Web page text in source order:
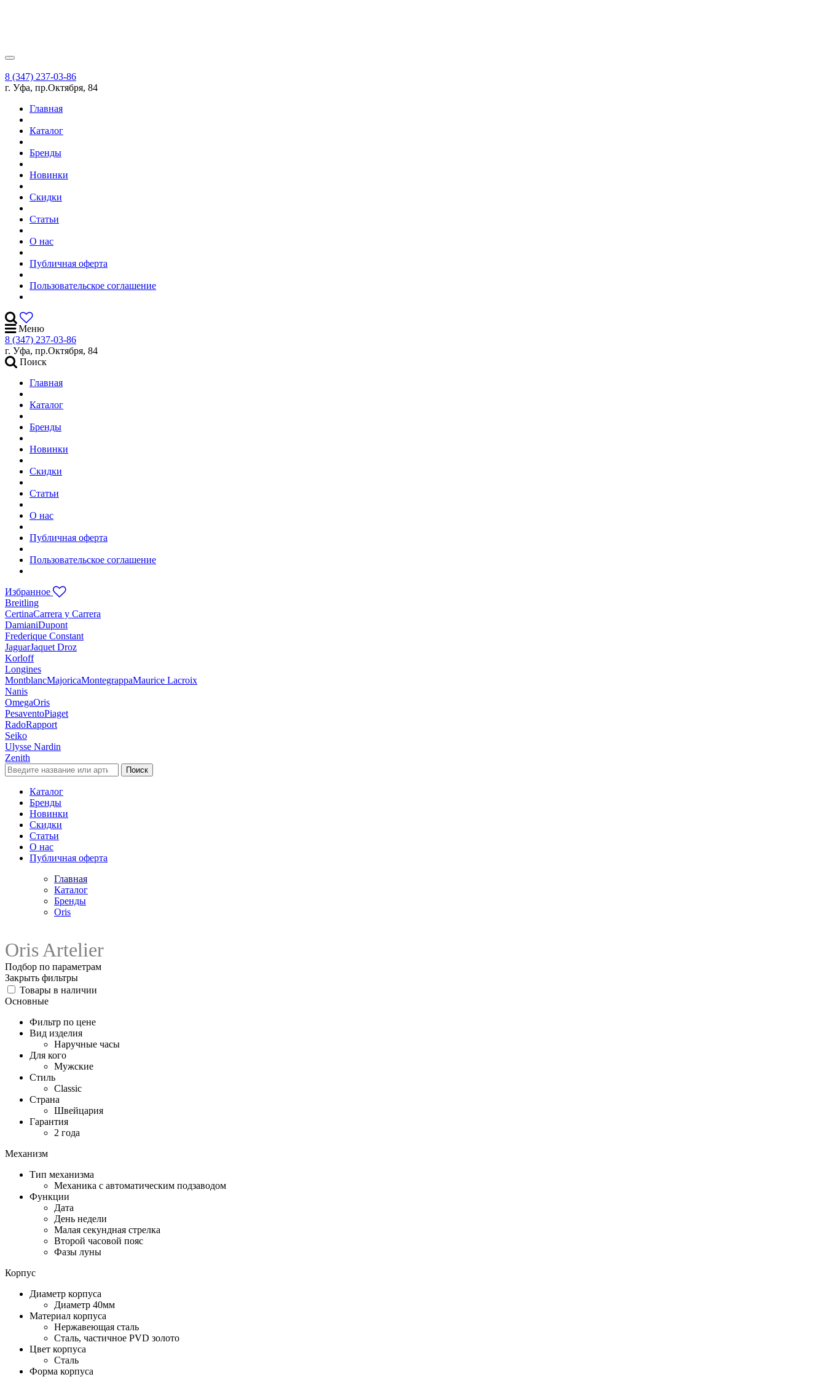
8 (347) 237-03-86
г. Уфа, пр.Октября, 84
Главная
Каталог
Бренды
Новинки
Скидки
Статьи
О нас
Публичная оферта
Пользовательское соглашение
Меню
8 (347) 237-03-86
г. Уфа, пр.Октября, 84
Поиск
Главная
Каталог
Бренды
Новинки
Скидки
Статьи
О нас
Публичная оферта
Пользовательское соглашение
Избранное
Breitling
CertinaCarrera y Carrera
DamianiDupont
Frederique Constant
JaguarJaquet Droz
Korloff
Longines
MontblancMajoricaMontegrappaMaurice Lacroix
Nanis
OmegaOris
PesaventoPiaget
RadoRapport
Seiko
Ulysse Nardin
Zenith
Поиск
Каталог
Бренды
Новинки
Скидки
Статьи
О нас
Публичная оферта
Главная
Каталог
Бренды
Oris
Oris Artelier
Подбор по параметрам
Закрыть фильтры
Товары в наличии
Основные
Фильтр по цене
Вид изделия
Наручные часы
Для кого
Мужские
Стиль
Classic
Страна
Швейцария
Гарантия
2 года
Механизм
Тип механизма
Механика с автоматическим подзаводом
Функции
Дата
День недели
Малая секундная стрелка
Второй часовой пояс
Фазы луны
Корпус
Диаметр корпуса
Диаметр 40мм
Материал корпуса
Нержавеющая сталь
Сталь, частичное PVD золото
Цвет корпуса
Сталь
Форма корпуса